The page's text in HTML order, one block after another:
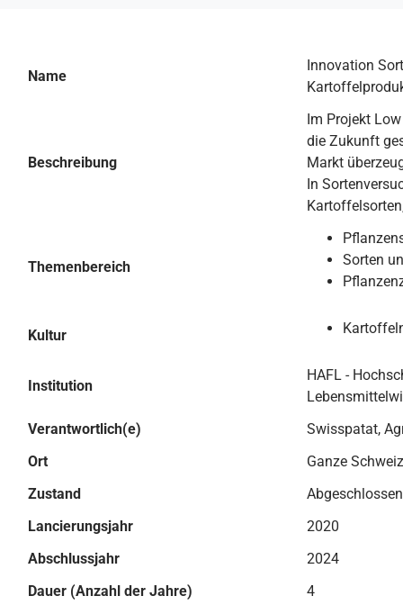
Name
Innovation
Beschreibung
Im Projekt
die Zukunft
Markt
In
Themenbereich
Sorten
Kultur
Institution
HAFL -
Verantwortlich(e)
Swisspatat,
Ort
Ganze Schweiz
Zustand
Abgeschlossen
Lancierungsjahr
2020
Abschlussjahr
2024
Dauer (Anzahl der Jahre)
4